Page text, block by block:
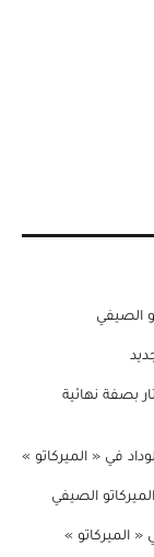
الصيفي
بصفة نهائية
في « الميركاتو »
الصيفي
الميركاتو »